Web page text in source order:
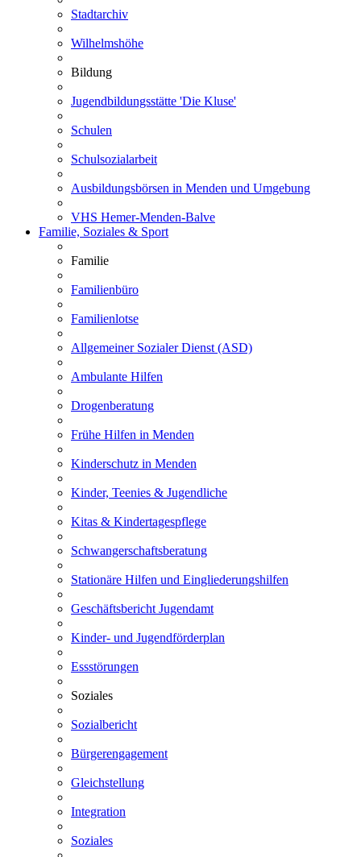
Stadtarchiv
Wilhelmshöhe
Bildung
Jugendbildungsstätte 'Die Kluse'
Schulen
Schulsozialarbeit
Ausbildungsbörsen in Menden und Umgebung
VHS Hemer-Menden-Balve
Familie, Soziales & Sport
Familie
Familienbüro
Familienlotse
Allgemeiner Sozialer Dienst (ASD)
Ambulante Hilfen
Drogenberatung
Frühe Hilfen in Menden
Kinderschutz in Menden
Kinder, Teenies & Jugendliche
Kitas & Kindertagespflege
Schwangerschaftsberatung
Stationäre Hilfen und Eingliederungshilfen
Geschäftsbericht Jugendamt
Kinder- und Jugendförderplan
Essstörungen
Soziales
Sozialbericht
Bürgerengagement
Gleichstellung
Integration
Soziales